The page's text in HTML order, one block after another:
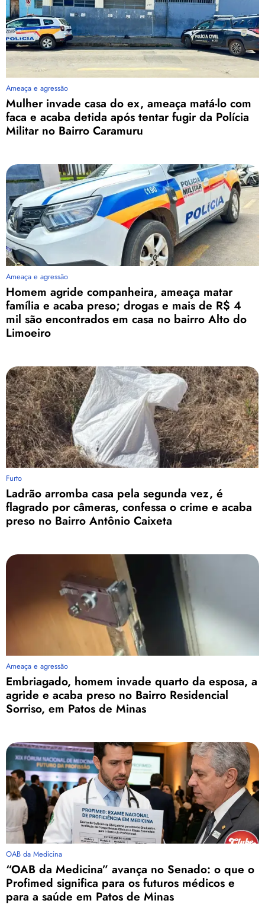
Ameaça e agressão
Mulher invade casa do ex, ameaça matá-lo com
faca e acaba detida após tentar fugir da Polícia
Militar no Bairro Caramuru
Ameaça e agressão
Homem agride companheira, ameaça matar
família e acaba preso; drogas e mais de R$ 4
mil são encontrados em casa no bairro Alto do
Limoeiro
Furto
Ladrão arromba casa pela segunda vez, é
flagrado por câmeras, confessa o crime e acaba
preso no Bairro Antônio Caixeta
Ameaça e agressão
Embriagado, homem invade quarto da esposa, a
agride e acaba preso no Bairro Residencial
Sorriso, em Patos de Minas
OAB da Medicina
“OAB da Medicina” avança no Senado: o que o
Profimed significa para os futuros médicos e
para a saúde em Patos de Minas